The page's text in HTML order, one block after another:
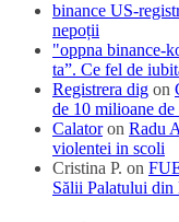
binance US-
nepoții
"oppna binance-
ta”. Ce fel de
Registrera dig on
de 10 milioane
Calatoron Radu
violentei in scoli
Cristina P. on
Sălii Palatului din